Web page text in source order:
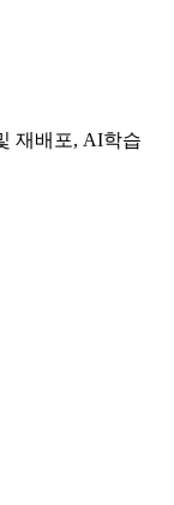
재배포, AI학습